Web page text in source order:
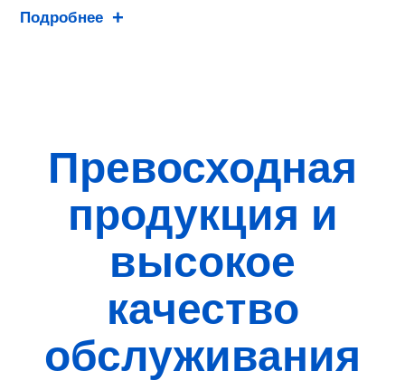
Подробнее
Превосходная
продукция и
высокое
качество
обслуживания